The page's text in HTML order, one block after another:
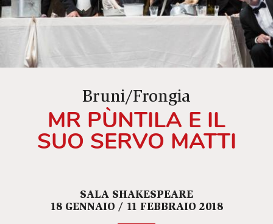
Bruni/Frongia
MR PÙNTILA E IL
SUO SERVO MATTI
SALA SHAKESPEARE
18 GENNAIO / 11 FEBBRAIO 2018